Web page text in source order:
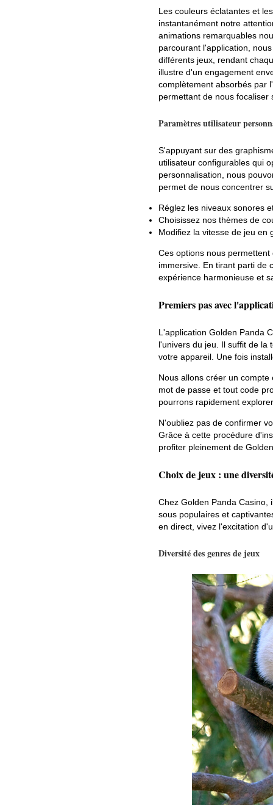
Les couleurs éclatantes et
instantanément notre
animations remarquables
parcourant l'application,
différents jeux, rendant
illustre d'un engagement
complètement absorbés par
permettant de nous
Paramètres utilisateur
S'appuyant sur des
utilisateur configurables qui
personnalisation, nous
permet de nous concentrer
Réglez les niveaux sonores
Choisissez nos thèmes de
Modifiez la vitesse de jeu en
Ces options nous
immersive. En tirant parti de
expérience harmonieuse et
Premiers pas avec
L'application Golden Panda
l'univers du jeu. Il suffit de la
votre appareil. Une fois
Nous allons créer un
mot de passe et tout code
pourrons rapidement
N'oubliez pas de confirmer
Grâce à cette procédure
profiter pleinement de
Choix de jeux : une
Chez Golden Panda Casino,
sous populaires et
en direct, vivez l'excitation
Diversité des genres de jeux